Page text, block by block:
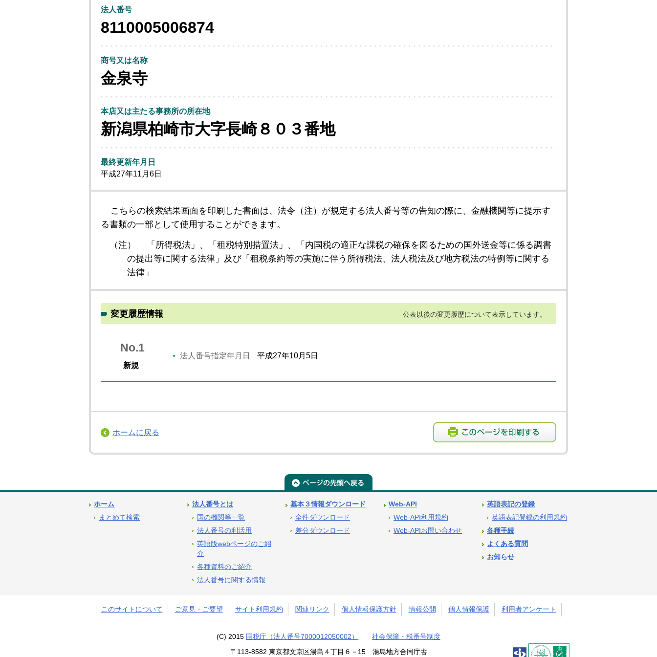
法人番号
8110005006874
商号又は名称
金泉寺
本店又は主たる事務所の所在地
新潟県柏崎市大字長崎８０３番地
最終更新年月日
平成27年11月6日
こちらの検索結果画面を印刷した書面は、法令（注）が規定する法人番号等の告知の際に、金融機関等に提示す
る書類の一部として使用することができます。
（注）
「所得税法」、「租税特別措置法」、「内国税の適正な課税の確保を図るための国外送金等に係る調書
の提出等に関する法律」及び「租税条約等の実施に伴う所得税法、法人税法及び地方税法の特例等に関する
法律」
変更履歴情報 公表以後の変更履歴について表示しています。
No.1
新規
法人番号指定年月日 平成27年10月5日
ホームに戻る
ホーム
まとめて検索
法人番号とは
国の機関等一覧
法人番号の利活用
英語版webページのご紹
介
各種資料のご紹介
法人番号に関する情報
基本３情報ダウンロード
全件ダウンロード
差分ダウンロード
Web-API
Web-API利用規約
Web-APIお問い合わせ
英語表記の登録
英語表記登録の利用規約
各種手続
よくある質問
お知らせ
このサイトについて ご意見・ご要望 サイト利用規約 関連リンク 個人情報保護方針 情報公開 個人情報保護 利用者アンケート
(C) 2015 国税庁（法人番号7000012050002） 社会保障・税番号制度
〒113-8582 東京都文京区湯島４丁目６－15 湯島地方合同庁舎